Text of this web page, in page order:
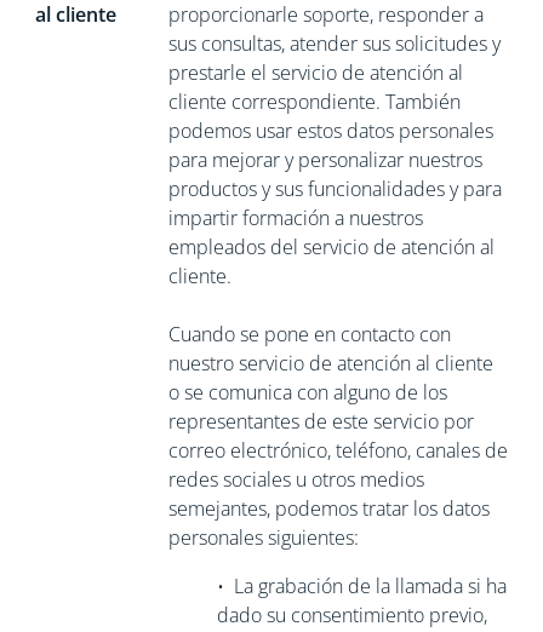
al cliente
proporcionarle soporte, responder a
sus consultas, atender sus solicitudes y
prestarle el servicio de atención al
cliente correspondiente. También
podemos usar estos datos personales
para mejorar y personalizar nuestros
productos y sus funcionalidades y para
impartir formación a nuestros
empleados del servicio de atención al
cliente.
Cuando se pone en contacto con
nuestro servicio de atención al cliente
o se comunica con alguno de los
representantes de este servicio por
correo electrónico, teléfono, canales de
redes sociales u otros medios
semejantes, podemos tratar los datos
personales siguientes:
• La grabación de la llamada si ha
dado su consentimiento previo,